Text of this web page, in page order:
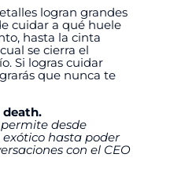
logran grandes
cuidar a qué huele
hasta la cinta
se cierra el
Si logras cuidar
que nunca te
desde
hasta poder
con el CEO